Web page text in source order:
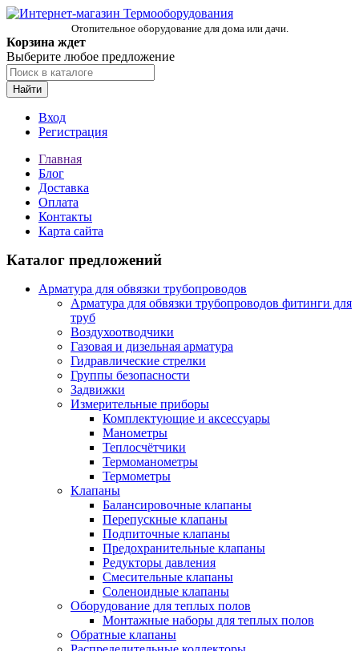
Отопительное оборудование для дома или дачи.
Корзина ждет
Выберите любое предложение
Найти
Вход
Регистрация
Главная
Блог
Доставка
Оплата
Контакты
Карта сайта
Каталог предложений
Арматура для обвязки трубопроводов
Арматура для обвязки трубопроводов фитинги для
труб
Воздухоотводчики
Газовая и дизельная арматура
Гидравлические стрелки
Группы безопасности
Задвижки
Измерительные приборы
Комплектующие и аксессуары
Манометры
Теплосчётчики
Термоманометры
Термометры
Клапаны
Балансировочные клапаны
Перепускные клапаны
Подпиточные клапаны
Предохранительные клапаны
Редукторы давления
Смесительные клапаны
Соленоидные клапаны
Оборудование для теплых полов
Монтажные наборы для теплых полов
Обратные клапаны